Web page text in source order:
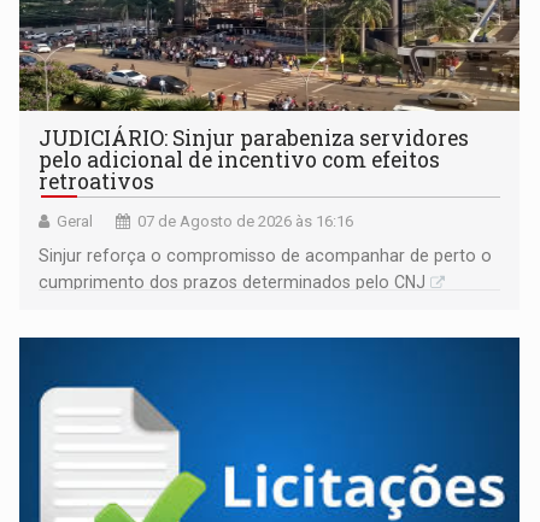
JUDICIÁRIO: Sinjur parabeniza servidores
pelo adicional de incentivo com efeitos
retroativos
Geral 07 de Agosto de 2026 às 16:16
Sinjur reforça o compromisso de acompanhar de perto o
cumprimento dos prazos determinados pelo CNJ